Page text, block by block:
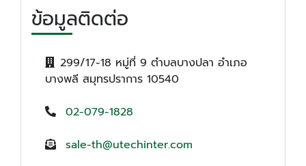
ข้อมูลติดต่อ
299/17-18 หมู่ที่ 9 ตำบลบางปลา อำเภอ
บางพลี สมุทรปราการ 10540
02-079-1828
sale-th@utechinter.com